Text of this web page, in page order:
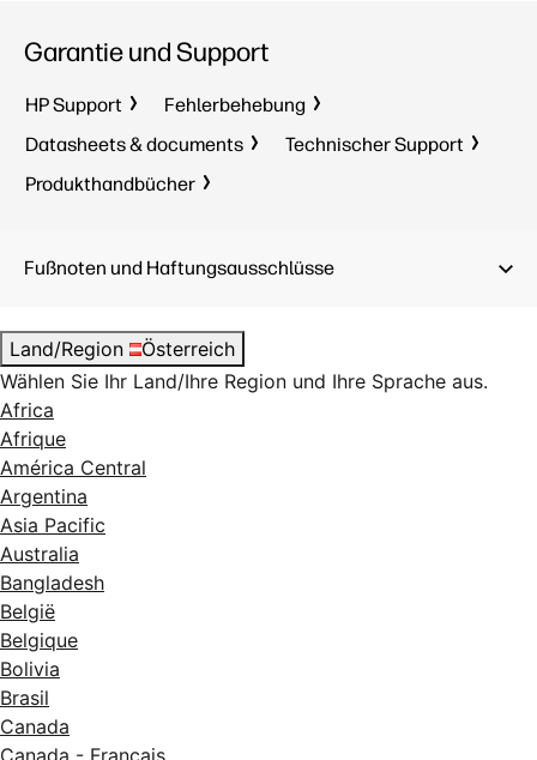
Garantie und Support
HP Support
Fehlerbehebung
Datasheets & documents
Technischer Support
Produkthandbücher
Fußnoten und Haftungsausschlüsse
Land/Region
Österreich
Wählen Sie Ihr Land/Ihre Region und Ihre Sprache aus.
Africa
Afrique
América Central
Argentina
Asia Pacific
Australia
Bangladesh
België
Belgique
Bolivia
Brasil
Canada
Canada - Français